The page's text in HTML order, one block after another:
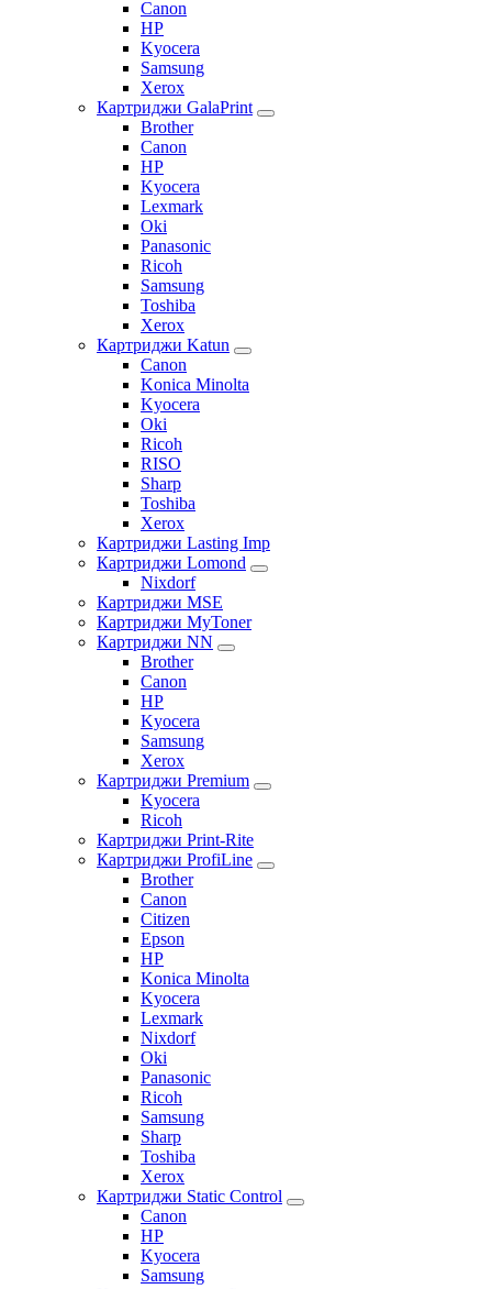
Canon
HP
Kyocera
Samsung
Xerox
Картриджи GalaPrint
Brother
Canon
HP
Kyocera
Lexmark
Oki
Panasonic
Ricoh
Samsung
Toshiba
Xerox
Картриджи Katun
Canon
Konica Minolta
Kyocera
Oki
Ricoh
RISO
Sharp
Toshiba
Xerox
Картриджи Lasting Imp
Картриджи Lomond
Nixdorf
Картриджи MSE
Картриджи MyToner
Картриджи NN
Brother
Canon
HP
Kyocera
Samsung
Xerox
Картриджи Premium
Kyocera
Ricoh
Картриджи Print-Rite
Картриджи ProfiLine
Brother
Canon
Citizen
Epson
HP
Konica Minolta
Kyocera
Lexmark
Nixdorf
Oki
Panasonic
Ricoh
Samsung
Sharp
Toshiba
Xerox
Картриджи Static Control
Canon
HP
Kyocera
Samsung